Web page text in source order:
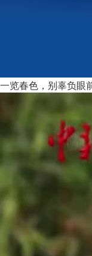
一览春色，别辜负眼